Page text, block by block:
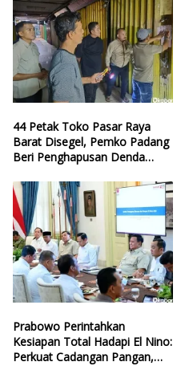
44 Petak Toko Pasar Raya
Barat Disegel, Pemko Padang
Beri Penghapusan Denda
Prabowo Perintahkan
Kesiapan Total Hadapi El Nino:
Perkuat Cadangan Pangan,